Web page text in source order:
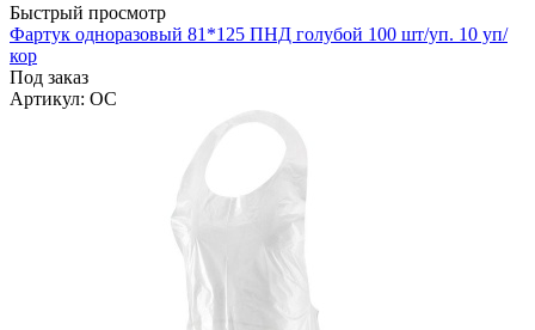
Быстрый просмотр
Фартук одноразовый 81*125 ПНД голубой 100 шт/уп. 10 уп/
кор
Под заказ
Артикул: ОС